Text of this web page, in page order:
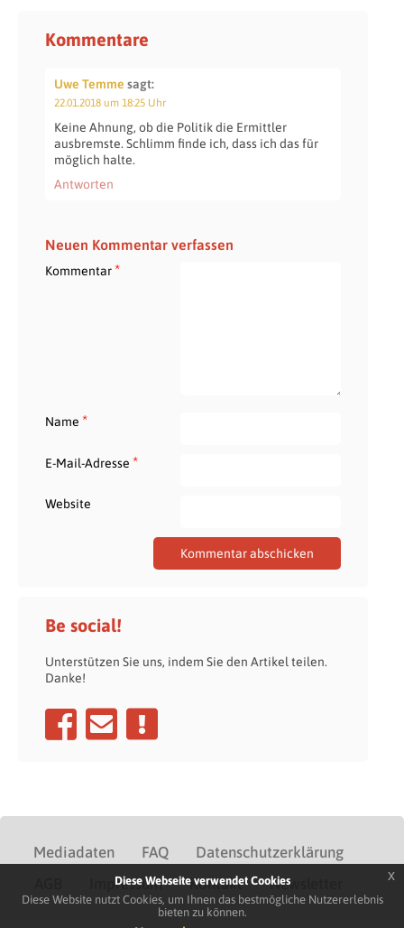
Kommentare
Uwe Temme sagt:
22.01.2018 um 18:25 Uhr
Keine Ahnung, ob die Politik die Ermittler
ausbremste. Schlimm finde ich, dass ich das für
möglich halte.
Antworten
Neuen Kommentar verfassen
Kommentar*
Name *
E-Mail-Adresse *
Website
Be social!
Unterstützen Sie uns, indem Sie den Artikel teilen.
Danke!
Mediadaten FAQ
Datenschutzerklärung
Impressum Kontakt Newsletter
Diese Webseite verwendet Cookies
Diese Website nutzt Cookies, um Ihnen das bestmögliche Nutzererlebnis
bieten zu können.
x